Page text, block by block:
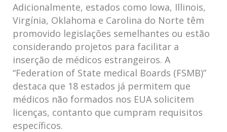
Adicionalmente, estados como‍ Iowa, Illinois,
Virgínia, Oklahoma e ⁣Carolina do Norte têm
promovido legislações semelhantes ou estão
considerando projetos⁤ para facilitar​ a
inserção de ‌médicos⁢ estrangeiros. ‌A
“Federation of‌ State ⁢medical Boards (FSMB)”
destaca que ​18 estados já permitem que‌
médicos não formados nos EUA solicitem
licenças, contanto que cumpram requisitos
específicos.